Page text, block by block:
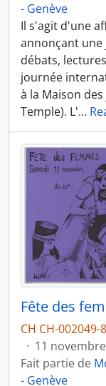
- Genève
Il s'agit d'une
annonçant une
débats,
journée
à la Maison
Temple). L'…
Fête des
CH CH-002049-
· 11
Fait partie de
- Genève